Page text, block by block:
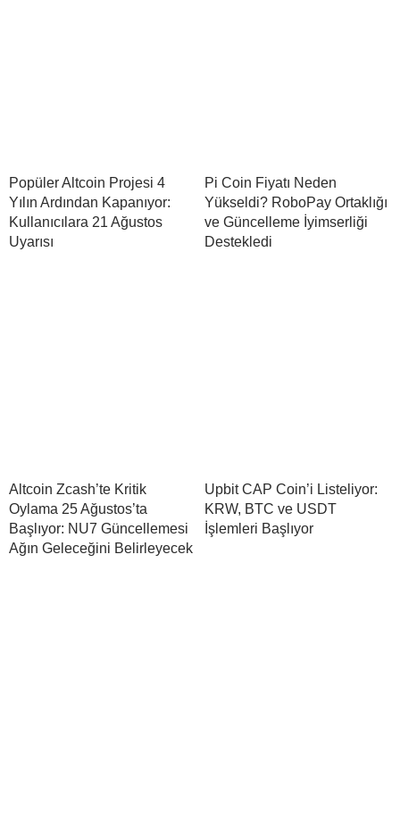
Popüler Altcoin Projesi 4
Yılın Ardından Kapanıyor:
Kullanıcılara 21 Ağustos
Uyarısı
Pi Coin Fiyatı Neden
Yükseldi? RoboPay Ortaklığı
ve Güncelleme İyimserliği
Destekledi
Altcoin Zcash’te Kritik
Oylama 25 Ağustos’ta
Başlıyor: NU7 Güncellemesi
Ağın Geleceğini Belirleyecek
Upbit CAP Coin’i Listeliyor:
KRW, BTC ve USDT
İşlemleri Başlıyor